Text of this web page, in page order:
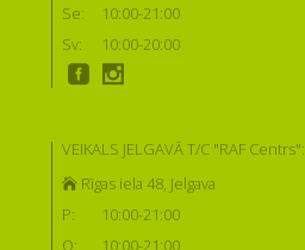
Se:
10:00-21:00
Sv:
10:00-20:00
VEIKALS JELGAVĀ T/C "RAF Centrs":
Rīgas iela 48, Jelgava
P:
10:00-21:00
O:
10:00-21:00